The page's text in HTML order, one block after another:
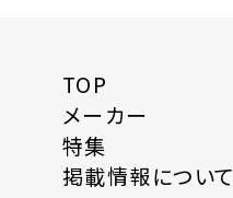
TOP
メーカー
特集
掲載情報について